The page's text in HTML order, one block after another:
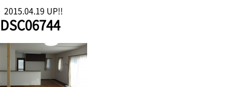
2015.04.19 UP!!
DSC06744